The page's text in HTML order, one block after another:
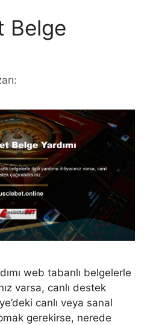
Belge
web tabanlı belgelerle
varsa, canlı destek
canlı veya sanal
gerekirse, nerede